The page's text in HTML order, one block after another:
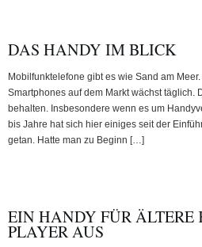
DAS HANDY IM BLICK
Mobilfunktelefone gibt es wie Sand am
Smartphones auf dem Markt wächst täglich.
behalten. Insbesondere wenn es um
bis Jahre hat sich hier einiges seit der
getan. Hatte man zu Beginn […]
EIN HANDY FÜR ÄLTERE
PLAYER AUS